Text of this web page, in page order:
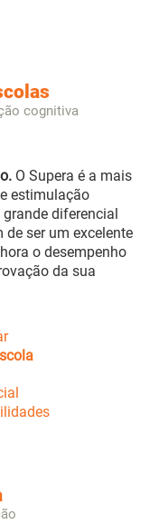
cognitiva
O Supera é a mais
estimulação
diferencial
ser um excelente
o desempenho
da sua